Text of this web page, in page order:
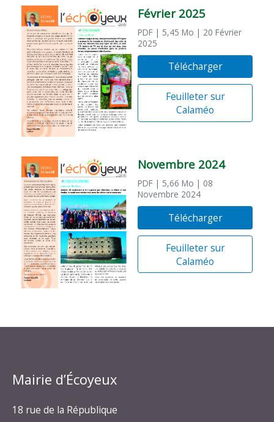
Février 2025
PDF | 5,45 Mo | 20 Février
2025
Télécharger
Feuilleter sur
Calaméo
Novembre 2024
PDF | 5,66 Mo | 08
Novembre 2024
Télécharger
Feuilleter sur
Calaméo
Mairie d’Écoyeux
18 rue de la République